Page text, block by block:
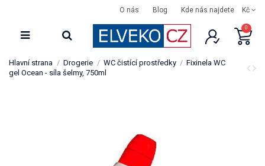
O nás Blog Kde nás najdete Kč
0
Hlavní strana Drogerie WC čistící prostředky
Fixinela WC
gel Ocean - síla šelmy, 750ml